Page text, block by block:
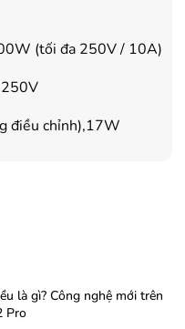
(tối đa 250V / 10A)
điều chỉnh),17W
là gì? Công nghệ mới trên
Pro